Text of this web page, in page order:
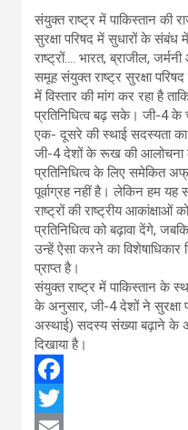
संयुक्त राष्ट्र में पाकिस्तान की
सुरक्षा परिषद में सुधारों के संबंध
राष्ट्रों…. भारत, ब्राजील,
समूह संयुक्त राष्ट्र सुरक्षा
में विस्तार की मांग कर रहा है
प्रतिनिधित्व बढ़ सके। जी-4 के
एक- दूसरे की स्थाई सदस्यता
जी-4 देशों के रूख की आलोचना
प्रतिनिधित्व के लिए समेकित
पूर्वाग्रह नहीं है। लेकिन हम
राष्ट्रों की राष्ट्रीय आकांक्षाओं
प्रतिनिधित्व को बढ़ावा देंगे,
उन्हें ऐसा करने का
प्राप्त है।
संयुक्त राष्ट्र में पाकिस्तान के
के अनुसार, जी-4 देशों ने
अस्थाई) सदस्य संख्या बढ़ाने के
दिखाया है।
F